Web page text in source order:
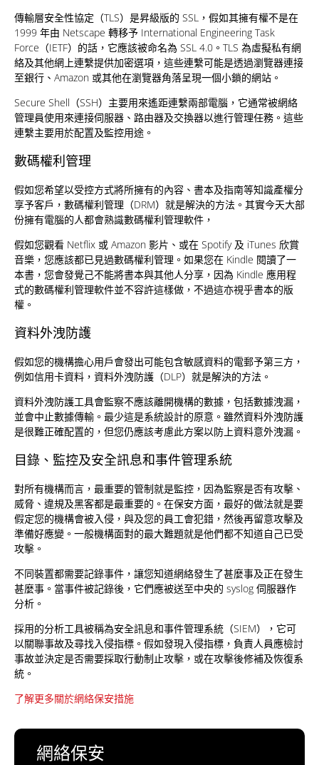
傳輸層安全性協定（TLS）是昇級版的 SSL，假如其擁有權不是在
1999 年由 Netscape 轉移予 International Engineering Task
Force（IETF）的話，它應該被命名為 SSL 4.0。TLS 為虛擬私有網
絡及其他網上連繫提供加密選項，這些連繫可能是透過瀏覽器連接
至銀行、Amazon 或其他在瀏覽器角落呈現一個小鎖的網站。
Secure Shell（SSH）主要用來遙距連繫兩部電腦，它通常被網絡
管理員使用來連接伺服器、路由器及交換器以進行管理任務。這些
連繫主要用於配置及監控用途。
數碼權利管理
假如您希望以受控方式將所擁有的內容、書本及指南等知識產權分
享予客戶，數碼權利管理（DRM）就是解決的方法。其實今天大部
份擁有電腦的人都會熟識數碼權利管理軟件，
假如您觀看 Netflix 或 Amazon 影片、或在 Spotify 及 iTunes 欣賞
音樂，您應該都已見過數碼權利管理。如果您在 Kindle 閱讀了一
本書，您會發覺己不能將書本與其他人分享，因為 Kindle 應用程
式的數碼權利管理軟件並不容許這樣做，不過這亦視乎書本的版
權。
資料外洩防護
假如您的機構擔心用戶會發出可能包含敏感資料的電郵予第三方，
例如信用卡資料，資料外洩防護（DLP）就是解決的方法。
資料外洩防護工具會監察不應該離開機構的數據，包括數據洩漏，
並會中止數據傳輸。最少這是系統設計的原意。雖然資料外洩防護
是很難正確配置的，但您仍應該考慮此方案以防上資料意外洩漏。
目錄、監控及安全訊息和事件管理系統
對所有機構而言，最重要的管制就是監控，因為監察是否有攻擊、
威脅、違規及黑客都是最重要的。在保安方面，最好的做法就是要
假定您的機構會被入侵，與及您的員工會犯錯，然後再留意攻擊及
準備好應變。一般機構面對的最大難題就是他們都不知道自己已受
攻擊。
不同裝置都需要記錄事件，讓您知道網絡發生了甚麼事及正在發生
甚麼事。當事件被記錄後，它們應被送至中央的 syslog 伺服器作
分析。
採用的分析工具被稱為安全訊息和事件管理系統（SIEM），它可
以關聯事故及尋找入侵指標。假如發現入侵指標，負責人員應檢討
事故並決定是否需要採取行動制止攻擊，或在攻擊後修補及恢復系
統。
了解更多關於網絡保安措施
網絡保安